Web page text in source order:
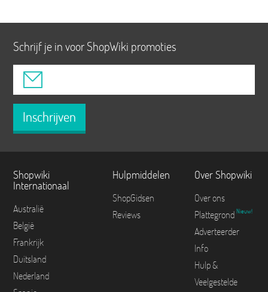
Schrijf je in voor ShopWiki promoties
Inschrijven
Shopwiki
Internationaal
Australië
België
Frankrijk
Duitsland
Nederland
Hulpmiddelen
ShopGidsen
Reviews
Over Shopwiki
Over ons
Plattegrond Nieuw!
Adverteerder
Info
Hulp &
Veelgestelde